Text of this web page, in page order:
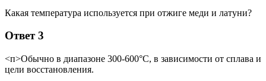
Какая температура используется при отжиге меди и латуни?
Ответ 3
<п>Обычно в диапазоне 300-600°C, в зависимости от сплава и
цели восстановления.